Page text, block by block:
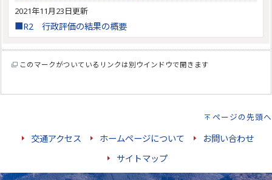
2021年11月23日更新
■R2 行政評価の結果の概要
このマークがついているリンクは別ウインドウで開きます
ページの先頭へ
交通アクセス ホームページについて
お問い合わせ
サイトマップ